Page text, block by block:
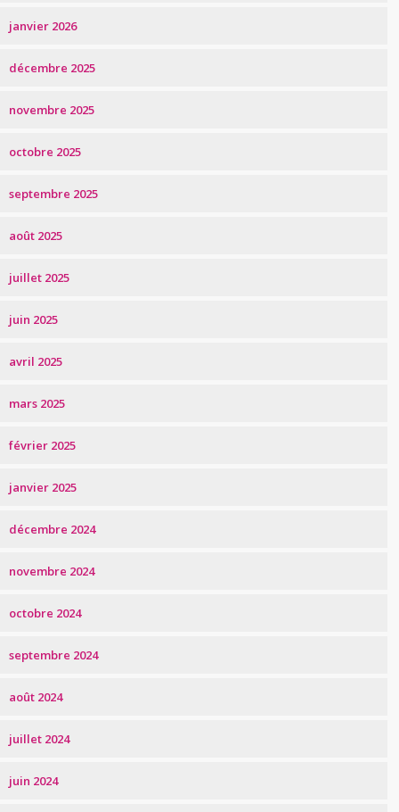
janvier 2026
décembre 2025
novembre 2025
octobre 2025
septembre 2025
août 2025
juillet 2025
juin 2025
avril 2025
mars 2025
février 2025
janvier 2025
décembre 2024
novembre 2024
octobre 2024
septembre 2024
août 2024
juillet 2024
juin 2024